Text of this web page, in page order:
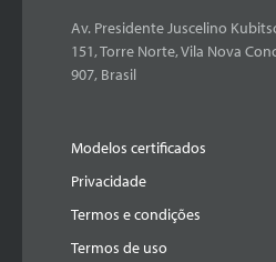
Av. Presidente Juscelino
151, Torre Norte, Vila Nova
907, Brasil
Modelos certificados
Privacidade
Termos e condições
Termos de uso